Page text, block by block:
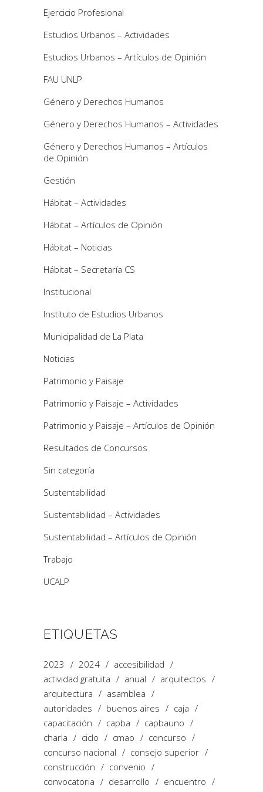
Ejercicio Profesional
Estudios Urbanos – Actividades
Estudios Urbanos – Artículos de Opinión
FAU UNLP
Género y Derechos Humanos
Género y Derechos Humanos – Actividades
Género y Derechos Humanos – Artículos
de Opinión
Gestión
Hábitat – Actividades
Hábitat – Artículos de Opinión
Hábitat – Noticias
Hábitat – Secretaría CS
Institucional
Instituto de Estudios Urbanos
Municipalidad de La Plata
Noticias
Patrimonio y Paisaje
Patrimonio y Paisaje – Actividades
Patrimonio y Paisaje – Artículos de Opinión
Resultados de Concursos
Sin categoría
Sustentabilidad
Sustentabilidad – Actividades
Sustentabilidad – Artículos de Opinión
Trabajo
UCALP
ETIQUETAS
2023 2024
accesibilidad
actividad gratuita
anual
arquitectos
arquitectura
asamblea
autoridades
buenos aires
caja
capacitación
capba
capbauno
charla
ciclo cmao
concurso
concurso nacional
consejo superior
construcción
convenio
convocatoria
desarrollo
encuentro